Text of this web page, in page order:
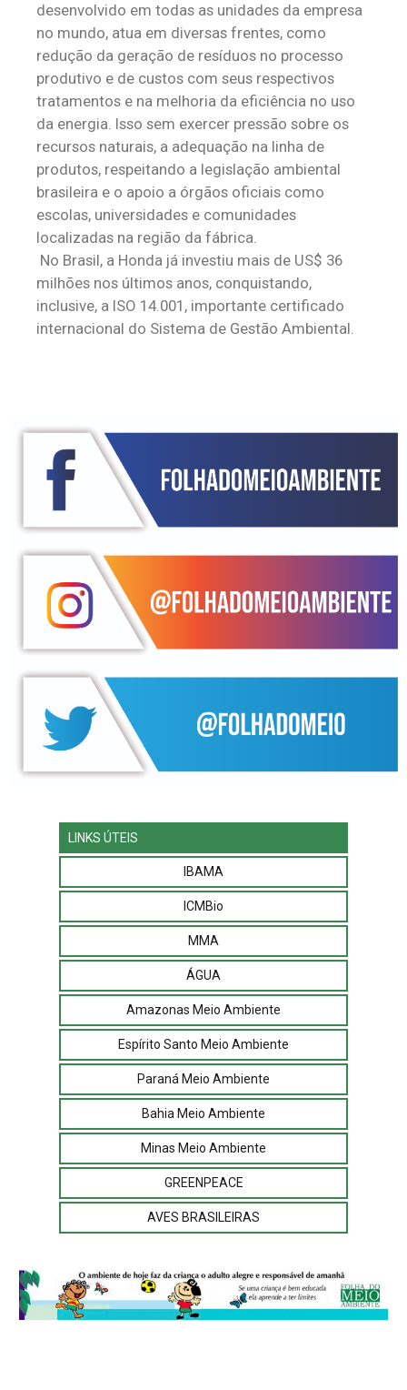
desenvolvido em todas as unidades da empresa
no mundo, atua em diversas frentes, como
redução da geração de resíduos no processo
produtivo e de custos com seus respectivos
tratamentos e na melhoria da eficiência no uso
da energia. Isso sem exercer pressão sobre os
recursos naturais, a adequação na linha de
produtos, respeitando a legislação ambiental
brasileira e o apoio a órgãos oficiais como
escolas, universidades e comunidades
localizadas na região da fábrica.
No Brasil, a Honda já investiu mais de US$ 36
milhões nos últimos anos, conquistando,
inclusive, a ISO 14.001, importante certificado
internacional do Sistema de Gestão Ambiental.
LINKS ÚTEIS
IBAMA
ICMBio
MMA
ÁGUA
Amazonas Meio Ambiente
Espírito Santo Meio Ambiente
Paraná Meio Ambiente
Bahia Meio Ambiente
Minas Meio Ambiente
GREENPEACE
AVES BRASILEIRAS